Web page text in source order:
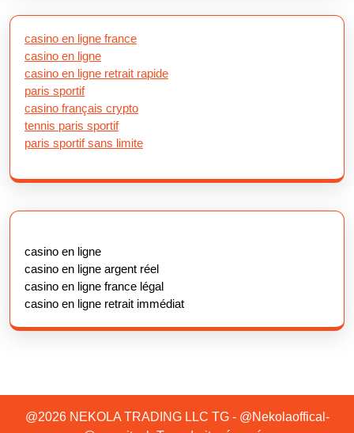
casino en ligne france
casino en ligne
casino en ligne retrait rapide
paris sportif
casino français crypto
tennis paris sportif
paris sportif sans limite
casino en ligne
casino en ligne argent réel
casino en ligne france légal
casino en ligne retrait immédiat
@2026 NEKOLA TRADING LLC TG - @Nekolaoffical-